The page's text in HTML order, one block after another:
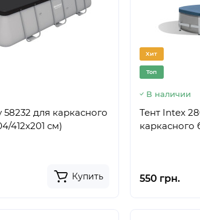
58232 для каркасного
412х201 см)
Купить
Хит
Топ
В наличии
Тент Intex
каркасного
550 грн.